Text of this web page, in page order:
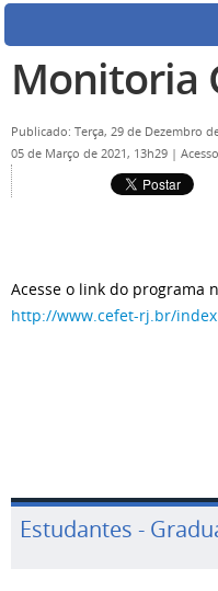
Monitoria
Publicado: Terça, 29 de Dezembro
05 de Março de 2021, 13h29 |
Acesse o link do programa
http://www.cefet-rj.br/
Estudantes -